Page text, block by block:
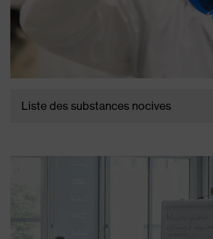
Liste des substances nocives
outre imposé sa propre liste de «
Sustances » (substances nocives).
d'entreprise du groupe uvex consiste
uniquement des produits présentant
maximale des substances nocives